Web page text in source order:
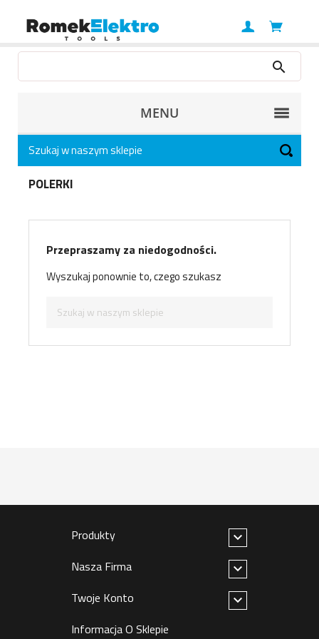
MENU
POLERKI
Przepraszamy za niedogodności.
Wyszukaj ponownie to, czego szukasz
Produkty

Nasza Firma

Twoje Konto

Informacja O Sklepie